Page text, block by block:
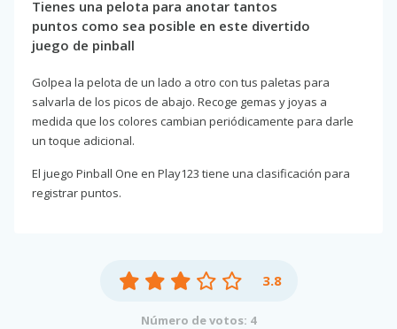
Tienes una pelota para anotar tantos
puntos como sea posible en este divertido
juego de pinball
Golpea la pelota de un lado a otro con tus paletas para
salvarla de los picos de abajo. Recoge gemas y joyas a
medida que los colores cambian periódicamente para darle
un toque adicional.
El juego Pinball One en Play123 tiene una clasificación para
registrar puntos.
3.8
Número de votos: 4